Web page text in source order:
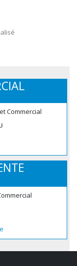
Commercial